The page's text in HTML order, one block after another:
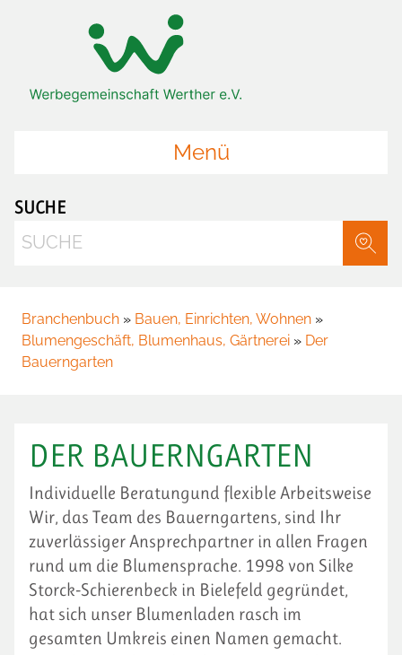
Menü
SUCHE
Branchenbuch » Bauen, Einrichten, Wohnen »
Blumengeschäft, Blumenhaus, Gärtnerei » Der
Bauerngarten
DER BAUERNGARTEN
Individuelle Beratungund flexible Arbeitsweise
Wir, das Team des Bauerngartens, sind Ihr
zuverlässiger Ansprechpartner in allen Fragen
rund um die Blumensprache. 1998 von Silke
Storck-Schierenbeck in Bielefeld gegründet,
hat sich unser Blumenladen rasch im
gesamten Umkreis einen Namen gemacht.